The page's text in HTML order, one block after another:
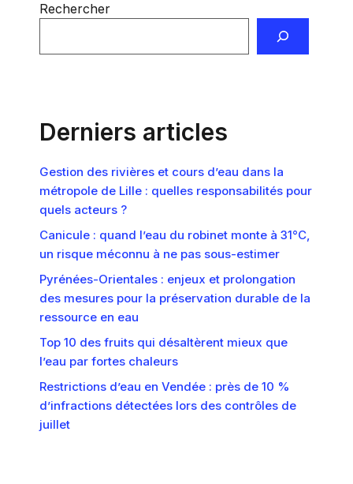
Rechercher
Derniers articles
Gestion des rivières et cours d’eau dans la
métropole de Lille : quelles responsabilités pour
quels acteurs ?
Canicule : quand l’eau du robinet monte à 31°C,
un risque méconnu à ne pas sous-estimer
Pyrénées-Orientales : enjeux et prolongation
des mesures pour la préservation durable de la
ressource en eau
Top 10 des fruits qui désaltèrent mieux que
l’eau par fortes chaleurs
Restrictions d’eau en Vendée : près de 10 %
d’infractions détectées lors des contrôles de
juillet